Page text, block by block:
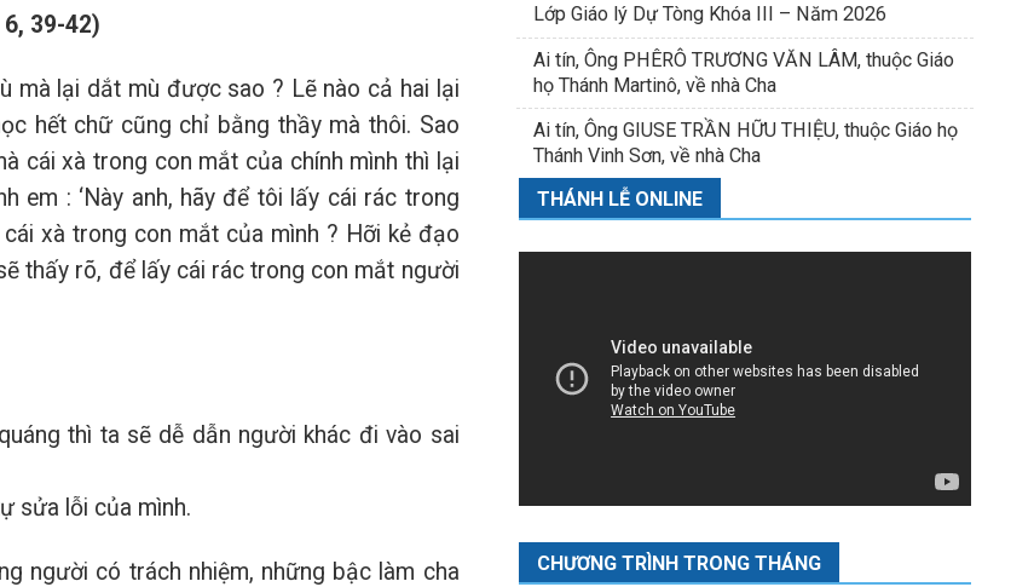
39-42)
mà lại dắt mù được sao ? Lẽ nào cả hai lại
hết chữ cũng chỉ bằng thầy mà thôi. Sao
cái xà trong con mắt của chính mình thì lại
em : ‘Này anh, hãy để tôi lấy cái rác trong
xà trong con mắt của mình ? Hỡi kẻ đạo
thấy rõ, để lấy cái rác trong con mắt người
thì ta sẽ dễ dẫn người khác đi vào sai
sửa lỗi của mình.
người có trách nhiệm, những bậc làm cha
Lớp Giáo lý Dự Tòng Khóa III – Năm 2026
Ai tín, Ông PHÊRÔ TRƯƠNG VĂN LÂM, thuộc Giáo
họ Thánh Martinô, về nhà Cha
Ai tín, Ông GIUSE TRẦN HỮU THIỆU, thuộc Giáo họ
Thánh Vinh Sơn, về nhà Cha
THÁNH LỄ ONLINE
CHƯƠNG TRÌNH TRONG THÁNG